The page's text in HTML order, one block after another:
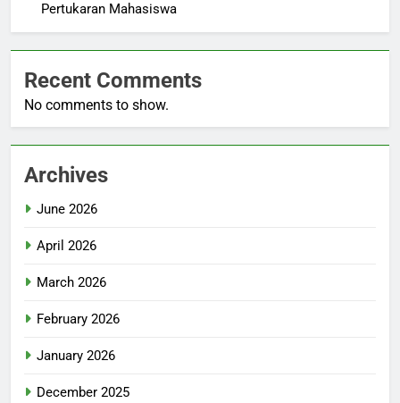
Pertukaran Mahasiswa
Recent Comments
No comments to show.
Archives
June 2026
April 2026
March 2026
February 2026
January 2026
December 2025